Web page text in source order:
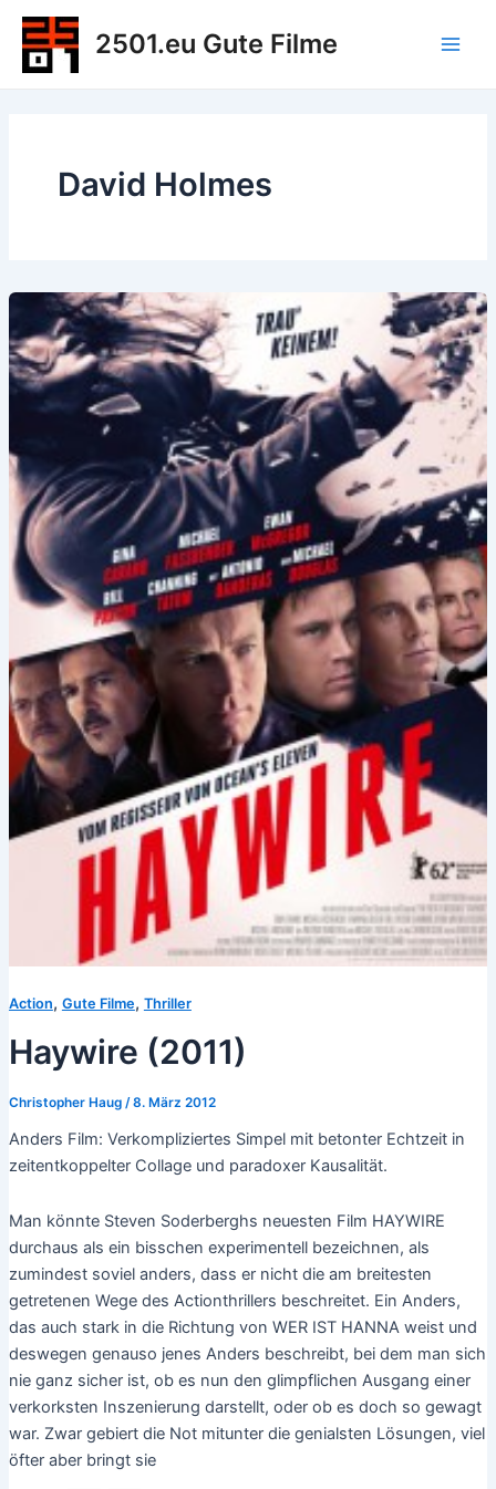
Zum
Inhalt
springen
2501.eu Gute Filme
David Holmes
Action, Gute Filme, Thriller
Haywire (2011)
Christopher Haug /8. März 2012
Anders Film: Verkompliziertes Simpel mit betonter Echtzeit in
zeitentkoppelter Collage und paradoxer Kausalität.
Man könnte Steven Soderberghs neuesten Film HAYWIRE
durchaus als ein bisschen experimentell bezeichnen, als
zumindest soviel anders, dass er nicht die am breitesten
getretenen Wege des Actionthrillers beschreitet. Ein Anders,
das auch stark in die Richtung von WER IST HANNA weist und
deswegen genauso jenes Anders beschreibt, bei dem man sich
nie ganz sicher ist, ob es nun den glimpflichen Ausgang einer
verkorksten Inszenierung darstellt, oder ob es doch so gewagt
war. Zwar gebiert die Not mitunter die genialsten Lösungen, viel
öfter aber bringt sie